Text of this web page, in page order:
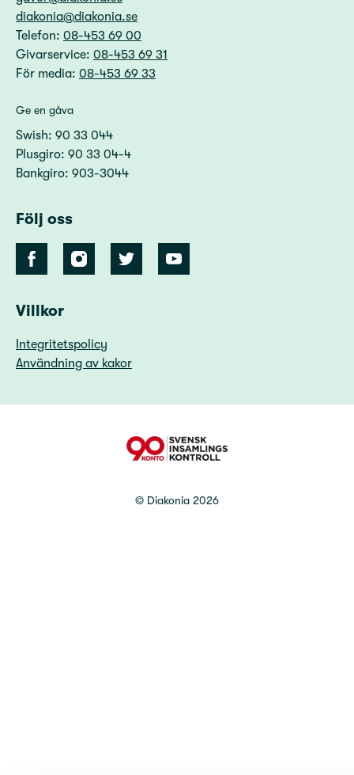
diakonia@diakonia.se
Telefon: 08-453 69 00
Givarservice: 08-453 69 31
För media: 08-453 69 33
Ge en gåva
Swish: 90 33 044
Plusgiro: 90 33 04-4
Bankgiro: 903-3044
Följ oss
Villkor
Integritetspolicy
Användning av kakor
90 Konto
© Diakonia 2026